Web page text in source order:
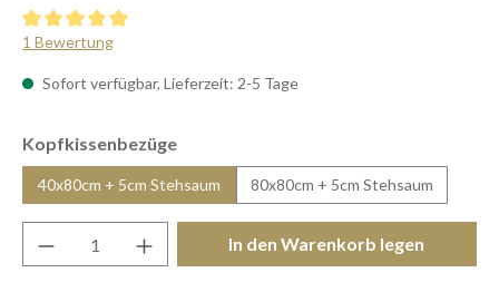
Durchschnittliche Bewertung von 5 von 5 Sternen
1 Bewertung
Sofort verfügbar, Lieferzeit: 2-5 Tage
Kopfkissenbezügeauswählen
40x80cm + 5cm Stehsaum 80x80cm + 5cm Stehsaum
Produkt Anzahl: Gib den gewünschten
In den Warenkorb legen